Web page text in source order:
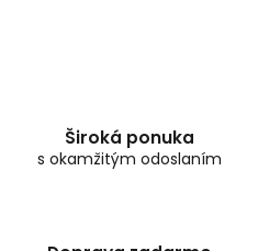
Široká ponuka
s okamžitým odoslaním